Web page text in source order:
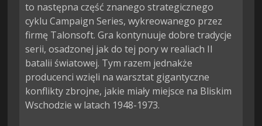
to następna część znanego strategicznego
cyklu Campaign Series, wykreowanego przez
firmę Talonsoft. Gra kontynuuje dobre tradycje
serii, osadzonej jak do tej pory w realiach II
batalii światowej. Tym razem jednakże
producenci wzięli na warsztat gigantyczne
konflikty zbrojne, jakie miały miejsce na Bliskim
Wschodzie w latach 1948-1973.